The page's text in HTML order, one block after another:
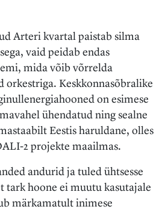
Arteri kvartal paistab silma
vaid peidab endas
mida võib võrrelda
orkestriga. Keskkonnasõbralike
on esimese
ühendatud ning sealne
Eestis haruldane, olles
2 projekte maailmas.
andurid ja tuled ühtsesse
tark hoone ei muutu kasutajale
märkamatult inimese